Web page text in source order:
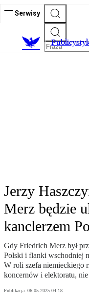
Serwisy
Jerzy
Merz będzie
kanclerzem
Gdy Friedrich Merz był
Polski i flanki wschodniej
W roli szefa niemieckiego
koncernów i elektoratu,
Publikacja: 06.05.2025 04:18